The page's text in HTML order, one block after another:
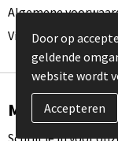
Algemene
Visit our EU website
Meld je aan
Door op
geldende
website wordt